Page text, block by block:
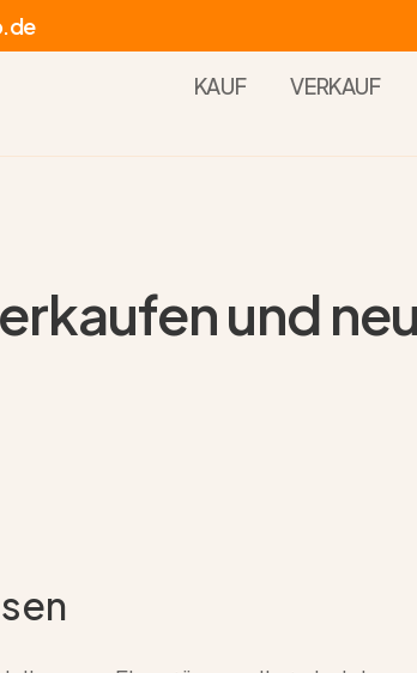
KAUF VERKAUF
und